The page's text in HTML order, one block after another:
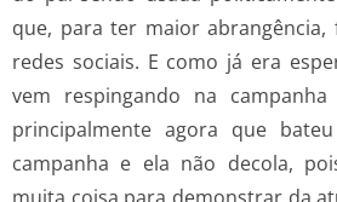
que, para ter maior abrangência,
redes sociais. E como já era
vem respingando na
principalmente agora que
campanha e ela não decola,